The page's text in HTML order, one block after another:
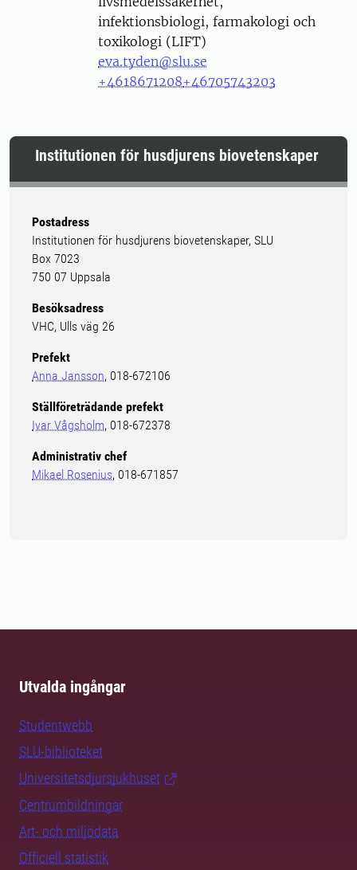
infektionsbiologi, farmakologi och
toxikologi (LIFT)
eva.tyden@slu.se
+4618671208+46705743203
Institutionen för husdjurens biovetenskaper
Postadress
Institutionen för husdjurens biovetenskaper, SLU
Box 7023
750 07 Uppsala
Besöksadress
VHC, Ulls väg 26
Prefekt
Anna Jansson, 018-672106
Ställföreträdande prefekt
Ivar Vågsholm, 018-672378
Administrativ chef
Mikael Rosenius, 018-671857
Utvalda ingångar
Studentwebb
SLU-biblioteket
Universitetsdjursjukhuset
Centrumbildningar
Art- och miljödata
Officiell statistik